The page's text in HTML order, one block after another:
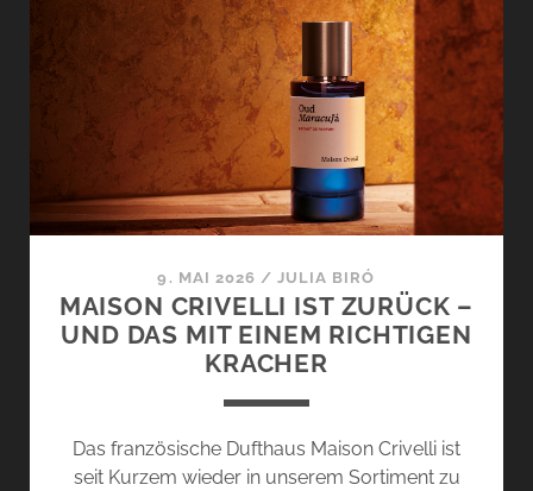
CUIR
INFRAROUGE
VON
MAISON
CRIVELLI
SETZEN
STATEMENTS
9. MAI 2026 /JULIA BIRÓ
MAISON CRIVELLI IST ZURÜCK –
UND DAS MIT EINEM RICHTIGEN
KRACHER
Das französische Dufthaus Maison Crivelli ist
seit Kurzem wieder in unserem Sortiment zu